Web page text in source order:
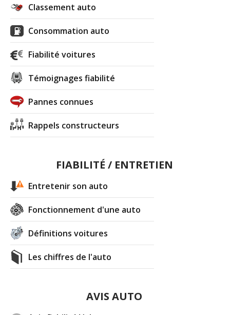
Classement auto
Consommation auto
Fiabilité voitures
Témoignages fiabilité
Pannes connues
Rappels constructeurs
FIABILITÉ / ENTRETIEN
Entretenir son auto
Fonctionnement d'une auto
Définitions voitures
Les chiffres de l'auto
AVIS AUTO